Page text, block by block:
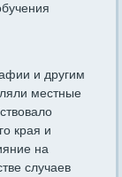
и другим
местные
края и
на
случаев